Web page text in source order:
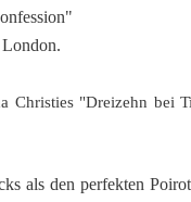
Christies "Dreizehn bei
als den perfekten